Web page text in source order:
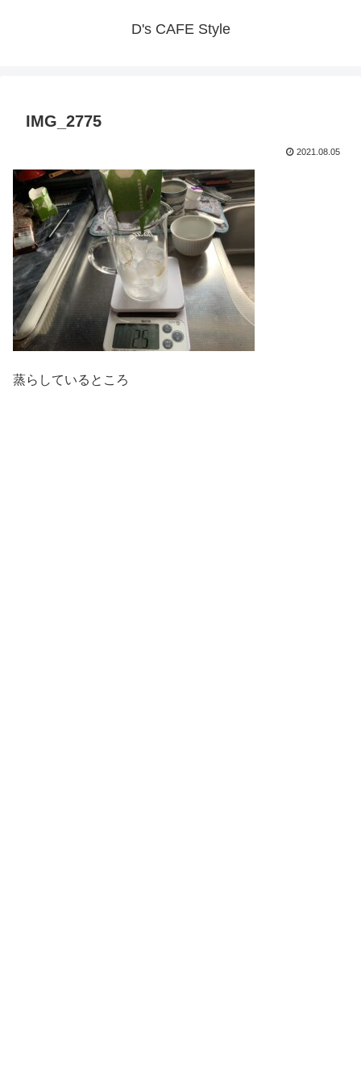
D's CAFE Style
IMG_2775
2021.08.05
蒸らしているところ